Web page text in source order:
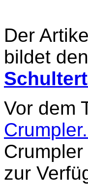
Der
bildet
Vor dem
zur